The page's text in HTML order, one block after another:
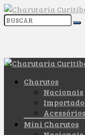
Charutos
Nacionais
Acessórios
Mini Charutos